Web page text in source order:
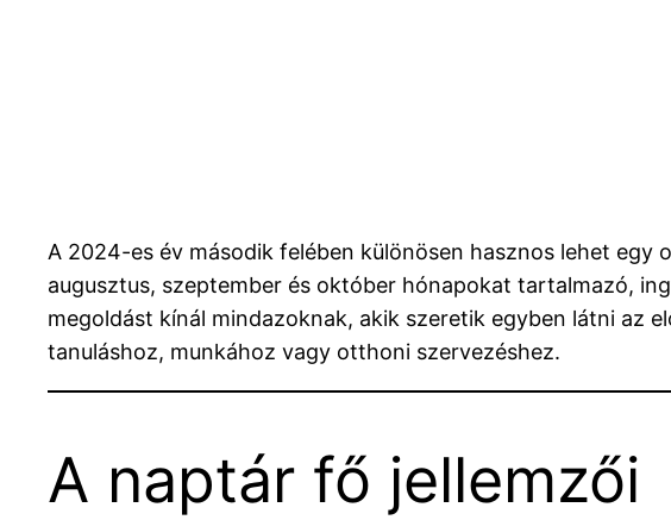
A 2024-es év második felében különösen hasznos lehet
augusztus, szeptember és október hónapokat tartalmazó,
megoldást kínál mindazoknak, akik szeretik egyben látni az
tanuláshoz, munkához vagy otthoni szervezéshez.
A naptár fő jellemzői